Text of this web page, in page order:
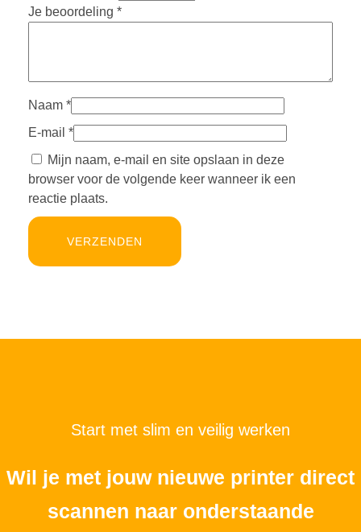
Je beoordeling *
Naam *
E-mail *
Mijn naam, e-mail en site opslaan in deze
browser voor de volgende keer wanneer ik een
reactie plaats.
Start met slim en veilig werken
Wil je met jouw nieuwe printer direct
scannen naar onderstaande